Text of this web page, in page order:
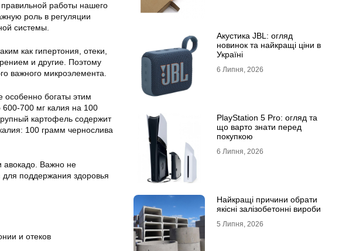
работы нашего
роль в регуляции
системы.
как гипертония, отеки,
и другие. Поэтому
важного микроэлемента.
особенно богаты этим
700 мг калия на 100
картофель содержит
100 грамм чернослива
авокадо. Важно не
для поддержания здоровья
Акустика JBL: огляд
новинок та найкращі ціни в
Україні
6 Липня, 2026
PlayStation 5 Pro: огляд та
що варто знати перед
покупкою
6 Липня, 2026
Найкращі причини обрати
якісні залізобетонні вироби
5 Липня, 2026